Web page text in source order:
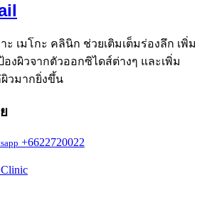
ะ เมโกะ คลินิก ช่วยเติมเต็มร่องลึก เพิ่ม
งผิวจากตัวออกซิไดส์ต่างๆ และเพิ่ม
วมากยิ่งขึ้น
+6622720022